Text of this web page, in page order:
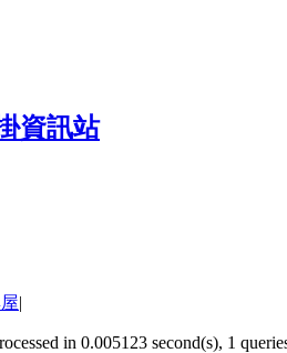
|
in 0.005123 second(s), 1